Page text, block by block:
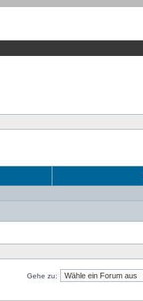
Gehe zu: